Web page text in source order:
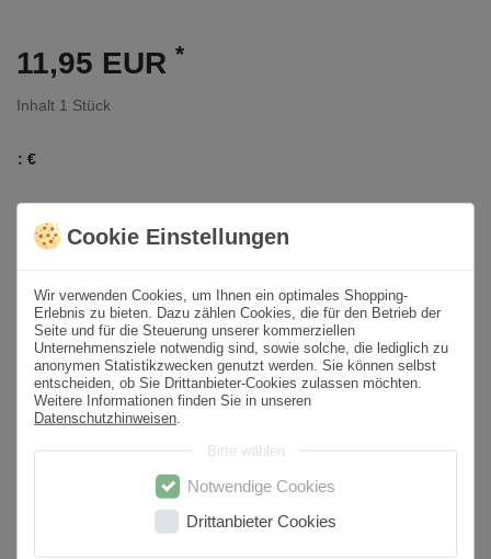
11,95 EUR *
Inhalt 1 Stück
: €
Wunschliste
* inkl. ges. MwSt. zzgl.Versandkosten
Cookie Einstellungen
Wir verwenden Cookies, um Ihnen ein optimales Shopping-
Erlebnis zu bieten. Dazu zählen Cookies, die für den Betrieb der
Seite und für die Steuerung unserer kommerziellen
Unternehmensziele notwendig sind, sowie solche, die lediglich zu
anonymen Statistikzwecken genutzt werden. Sie können selbst
entscheiden, ob Sie Drittanbieter-Cookies zulassen möchten.
Weitere Informationen finden Sie in unseren
Datenschutzhinweisen
Bitte wählen
Notwendige Cookies
Drittanbieter Cookies